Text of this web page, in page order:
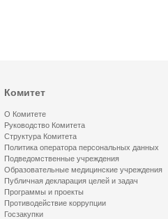
Комитет
О Комитете
Руководство Комитета
Структура Комитета
Политика оператора персональных данных
Подведомственные учреждения
Образовательные медицинские учреждения
Публичная декларация целей и задач
Программы и проекты
Противодействие коррупции
Госзакупки